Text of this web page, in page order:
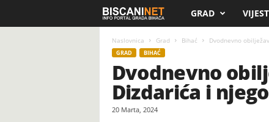
i
c
GRAD
Naslovnica Grad Bihać Dvodnevno
GRAD BIHAĆ
Dvodnevno
Dizdarića i
20 Marta, 2024